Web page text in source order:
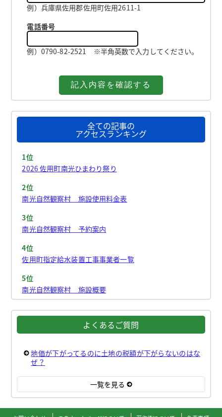
例）兵庫県佐用郡佐用町佐用2611-1
電話番号
例）0790-82-2521 ※半角英数で入力してください。
全ての記事の
アクセスランキング
1位
2026 佐用町南光ひまわり祭り
2位
南光自然観察村 施設使用料金表
3位
南光自然観察村 予約案内
4位
佐用町指定給水装置工事事業者一覧
5位
南光自然観察村 施設概要
よくあるご質問
地価が下がってるのに土地の税額が下がらないのはな
ぜ？
一覧を見る